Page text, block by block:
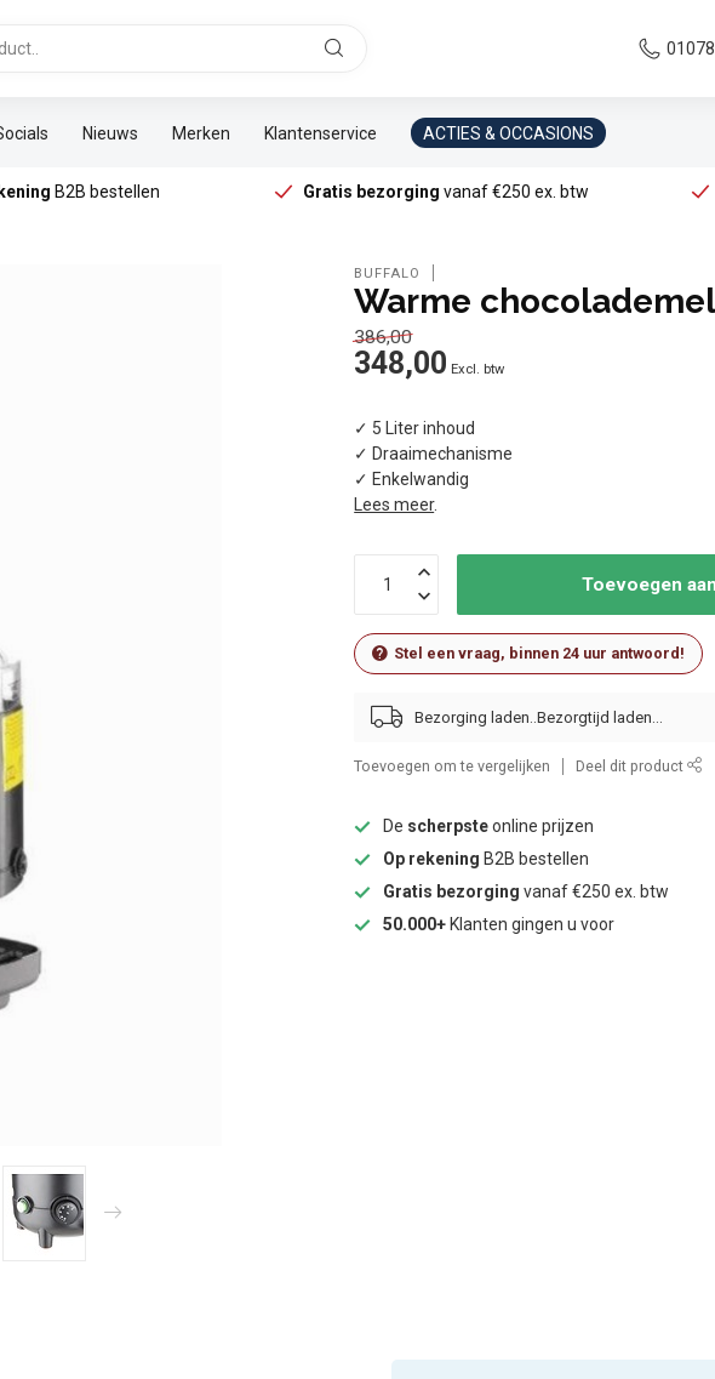
Nieuws Merken Klantenservice ACTIES & OCCASIONS
B2B bestellen Gratis bezorging vanaf €250 ex. btw
BUFFALO
Warme
386,00
348,00 Excl. btw
✓ 5 Liter inhoud
✓ Draaimechanisme
✓ Enkelwandig
Lees meer.
Toevoegen
Stel een vraag, binnen 24 uur antwoord!
Bezorging laden..
Toevoegen om te vergelijken Deel dit product
De scherpsteonline prijzen
Op rekening B2B bestellen
Gratis bezorging vanaf €250 ex. btw
50.000+ Klanten gingen u voor